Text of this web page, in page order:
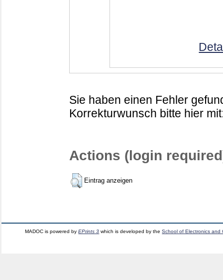
Sie haben einen Fehler
Korrekturwunsch bitte hier
Actions (login
Eintrag anzeigen
MADOC is powered byEPrints 3 which is developed by theSchool of Electronics and